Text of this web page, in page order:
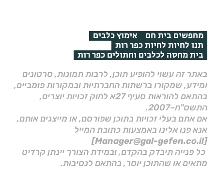
מחפשים בית חם אימוץ כלבים
תנו לחיות לחיות כפר רות
בית מחסה לכלבים וחתולים כפר רות
באתר זה עשוי להופיע תוכן, לרבות תמונות, סרטונים
ומידע, שמקורו ברשתות החברתיות ובמקורות פומביים,
בהתאם להוראות סעיף 27א לחוק זכויות יוצרים,
התשס"ח–2007.
אם אתם בעלי זכויות בתוכן שפורסם, או מייצגים אותם,
אנא פנו אלינו באמצעות כתובת המייל
[Manager@gal-gefen.co.il]
כל פנייה תיבדק בהקדם, ובמידת הצורך יינתן קרדיט
מתאים או שהתוכן יוסר, בהתאם לנסיבות.